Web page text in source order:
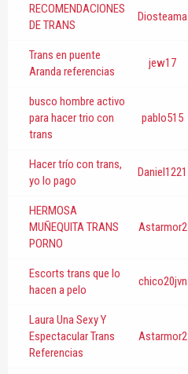
RECOMENDACIONES
DE TRANS
Diosteama
Trans en puente
Aranda referencias
jew17
busco hombre activo
para hacer trio con
trans
pablo515
Hacer trío con trans,
yo lo pago
Daniel1221
HERMOSA
MUÑEQUITA TRANS
PORNO
Astarmor2
Escorts trans que lo
hacen a pelo
chico20jvn
Laura Una Sexy Y
Espectacular Trans
Referencias
Astarmor2